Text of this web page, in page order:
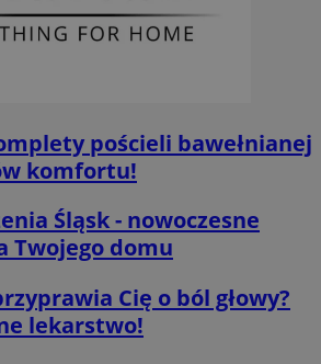
pościeli bawełnianej
komfortu!
Śląsk - nowoczesne
Twojego domu
Cię o ból głowy?
lekarstwo!